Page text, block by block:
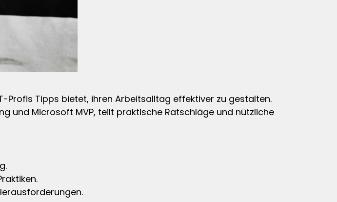
Profis Tipps bietet, ihren Arbeitsalltag effektiver zu gestalten.
und Microsoft MVP, teilt praktische Ratschläge und nützliche